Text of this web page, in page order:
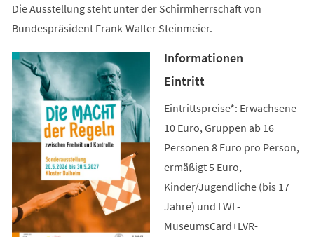
Die Ausstellung steht unter der Schirmherrschaft von
Bundespräsident Frank-Walter Steinmeier.
Informationen
Eintritt
Eintrittspreise*: Erwachsene
10 Euro, Gruppen ab 16
Personen 8 Euro pro Person,
ermäßigt 5 Euro,
Kinder/Jugendliche (bis 17
Jahre) und LWL-
MuseumsCard+LVR-